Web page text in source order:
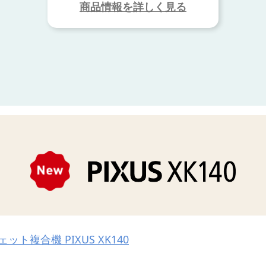
商品情報を詳しく見る
ット複合機 PIXUS XK140